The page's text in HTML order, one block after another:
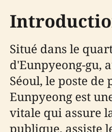
Situé dans le
d'Eunpyeong-gu,
Séoul, le poste de
Eunpyeong est
vitale qui assure
publique, assiste